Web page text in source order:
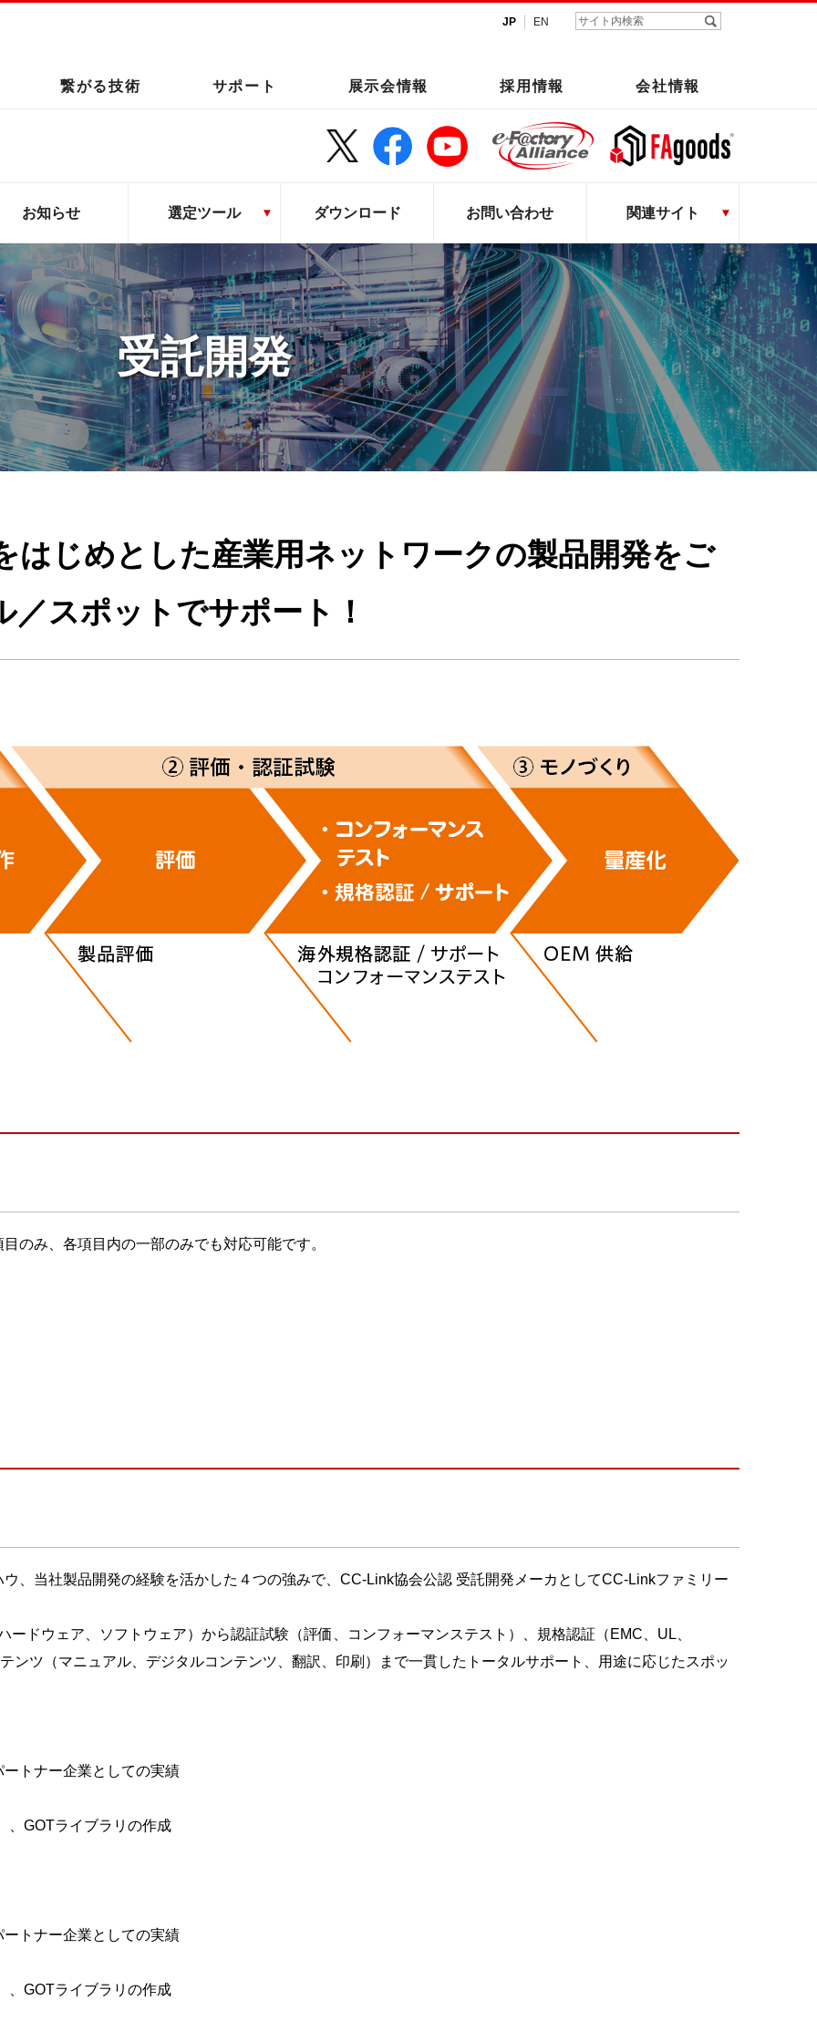
JP EN
繋がる技術 サポート 展示会情報 採用情報 会社情報
お知らせ 選定ツール ダウンロード お問い合わせ 関連サイト
受託開発
はじめとした産業用ネットワークの製品開発をご
スポットでサポート！
のみ、各項目内の一部のみでも対応可能です。
、当社製品開発の経験を活かした４つの強みで、CC-Link協会公認 受託開発メーカとしてCC-Linkファミリー
ドウェア、ソフトウェア）から認証試験（評価、コンフォーマンステスト）、規格認証（EMC、UL、
ンツ（マニュアル、デジタルコンテンツ、翻訳、印刷）まで一貫したトータルサポート、用途に応じたスポッ
トナー企業としての実績
、GOTライブラリの作成
トナー企業としての実績
、GOTライブラリの作成